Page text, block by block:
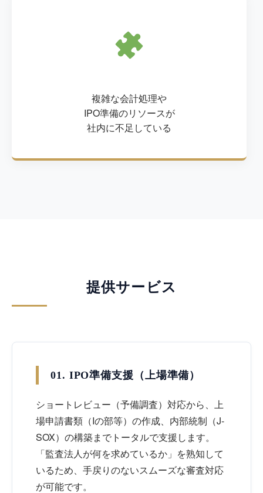
複雑な会計処理や
IPO準備のリソースが
社内に不足している
提供サービス
01. IPO準備支援（上場準備）
ショートレビュー（予備調査）対応から、上
場申請書類（Iの部等）の作成、内部統制（J-
SOX）の構築までトータルで支援します。
「監査法人が何を求めているか」を熟知して
いるため、手戻りのないスムーズな審査対応
が可能です。